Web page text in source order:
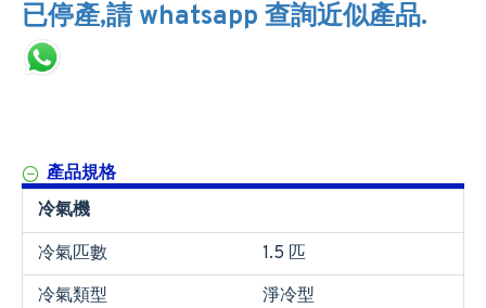
已停產,請 whatsapp 查詢近似產品.
產品規格
冷氣機
冷氣匹數
1.5 匹
冷氣類型
淨冷型